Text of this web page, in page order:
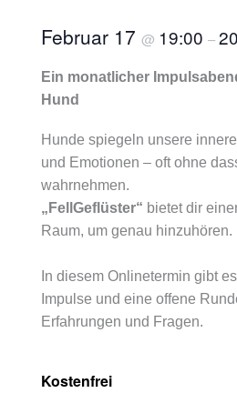
Februar 17@ 19:00–
Ein monatlicher
Hund
Hunde spiegeln unsere
und Emotionen – oft ohne
wahrnehmen.
„FellGeflüster“ bietet dir
Raum, um genau hinzuhören.
In diesem Onlinetermin gibt
Impulse und eine offene
Erfahrungen und Fragen.
Kostenfrei